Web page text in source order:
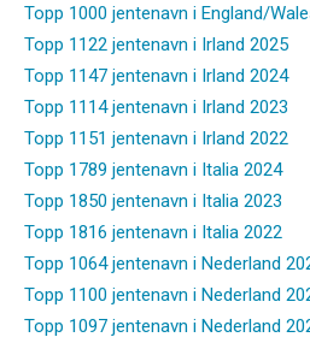
Topp 1000 jentenavn i England/
Topp 1122 jentenavn i Irland 2025
Topp 1147 jentenavn i Irland 2024
Topp 1114 jentenavn i Irland 2023
Topp 1151 jentenavn i Irland 2022
Topp 1789 jentenavn i Italia 2024
Topp 1850 jentenavn i Italia 2023
Topp 1816 jentenavn i Italia 2022
Topp 1064 jentenavn i Nederland
Topp 1100 jentenavn i Nederland
Topp 1097 jentenavn i Nederland